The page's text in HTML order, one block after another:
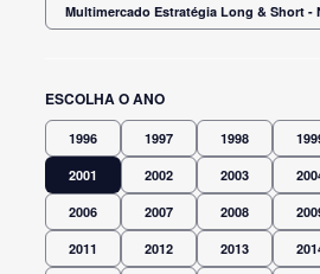
Multimercado Estratégia Long & Short -
ESCOLHA O ANO
1996 1997 1998
2001 2002 2003
2006 2007 2008
2011 2012 2013